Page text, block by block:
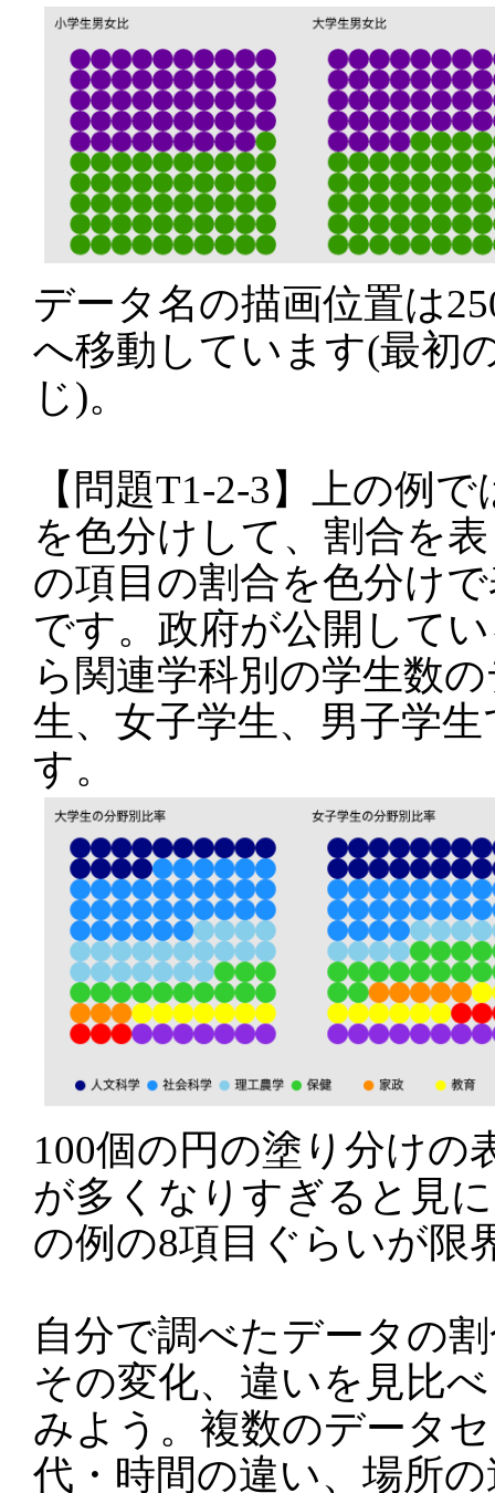
データ名の描画位置は
へ移動しています(最初
じ)。
【問題T1-2-3】上の例
を色分けして、割合を
の項目の割合を色分け
です。政府が公開して
ら関連学科別の学生数
生、女子学生、男子学
す。
100個の円の塗り分けの
が多くなりすぎると見
の例の8項目ぐらいが限
自分で調べたデータの
その変化、違いを見比
みよう。複数のデータ
代・時間の違い、場所